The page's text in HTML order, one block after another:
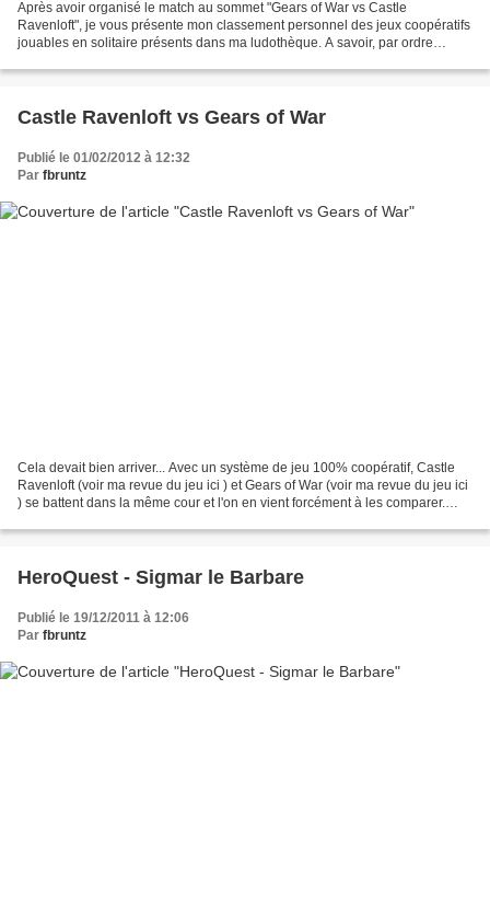
Après avoir organisé le match au sommet "Gears of War vs Castle
Ravenloft", je vous présente mon classement personnel des jeux coopératifs
jouables en solitaire présents dans ma ludothèque. A savoir, par ordre
Castle Ravenloft vs Gears of War
Publié le 01/02/2012 à 12:32
Par fbruntz
Cela devait bien arriver... Avec un système de jeu 100% coopératif, Castle
Ravenloft (voir ma revue du jeu ici ) et Gears of War (voir ma revue du jeu ici
) se battent dans la même cour et l'on en vient forcément à les comparer.
HeroQuest - Sigmar le Barbare
Publié le 19/12/2011 à 12:06
Par fbruntz